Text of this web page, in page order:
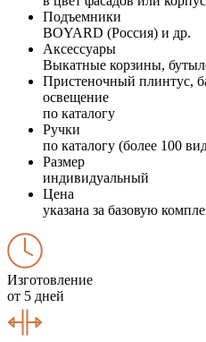
Подъемники
BOYARD (Россия) и др.
Аксессуары
Выкатные корзины,
Пристеночный плинтус,
освещение
по каталогу
Ручки
по каталогу (более 100
Размер
индивидуальный
Цена
указана за базовую
Изготовление
от 5 дней